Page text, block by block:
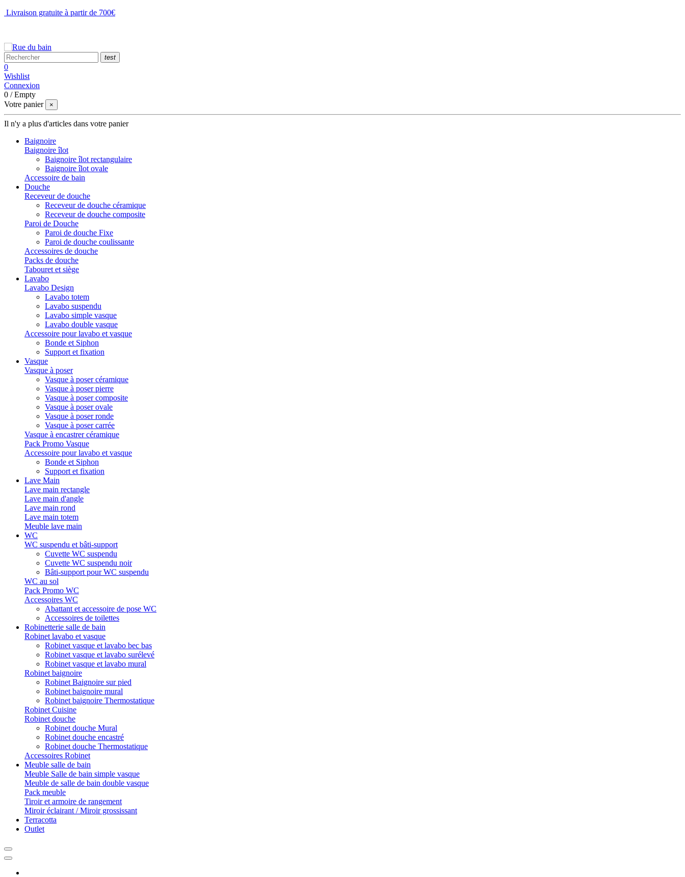
Livraison gratuite à partir de 700€
test
0
Wishlist
Connexion
0 /Empty
Votre panier
×
Il n'y a plus d'articles dans votre panier
Baignoire
Baignoire îlot
Baignoire îlot rectangulaire
Baignoire îlot ovale
Accessoire de bain
Douche
Receveur de douche
Receveur de douche céramique
Receveur de douche composite
Paroi de Douche
Paroi de douche Fixe
Paroi de douche coulissante
Accessoires de douche
Packs de douche
Tabouret et siège
Lavabo
Lavabo Design
Lavabo totem
Lavabo suspendu
Lavabo simple vasque
Lavabo double vasque
Accessoire pour lavabo et vasque
Bonde et Siphon
Support et fixation
Vasque
Vasque à poser
Vasque à poser céramique
Vasque à poser pierre
Vasque à poser composite
Vasque à poser ovale
Vasque à poser ronde
Vasque à poser carrée
Vasque à encastrer céramique
Pack Promo Vasque
Accessoire pour lavabo et vasque
Bonde et Siphon
Support et fixation
Lave Main
Lave main rectangle
Lave main d'angle
Lave main rond
Lave main totem
Meuble lave main
WC
WC suspendu et bâti-support
Cuvette WC suspendu
Cuvette WC suspendu noir
Bâti-support pour WC suspendu
WC au sol
Pack Promo WC
Accessoires WC
Abattant et accessoire de pose WC
Accessoires de toilettes
Robinetterie salle de bain
Robinet lavabo et vasque
Robinet vasque et lavabo bec bas
Robinet vasque et lavabo surélevé
Robinet vasque et lavabo mural
Robinet baignoire
Robinet Baignoire sur pied
Robinet baignoire mural
Robinet baignoire Thermostatique
Robinet Cuisine
Robinet douche
Robinet douche Mural
Robinet douche encastré
Robinet douche Thermostatique
Accessoires Robinet
Meuble salle de bain
Meuble Salle de bain simple vasque
Meuble de salle de bain double vasque
Pack meuble
Tiroir et armoire de rangement
Miroir éclairant / Miroir grossissant
Terracotta
Outlet